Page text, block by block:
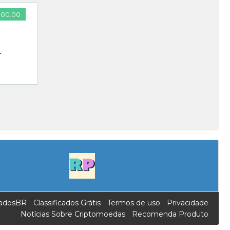
Classificados Grátis Termos de uso
Privacidade
Notícias Sobre Criptomoedas
Recomenda Produto